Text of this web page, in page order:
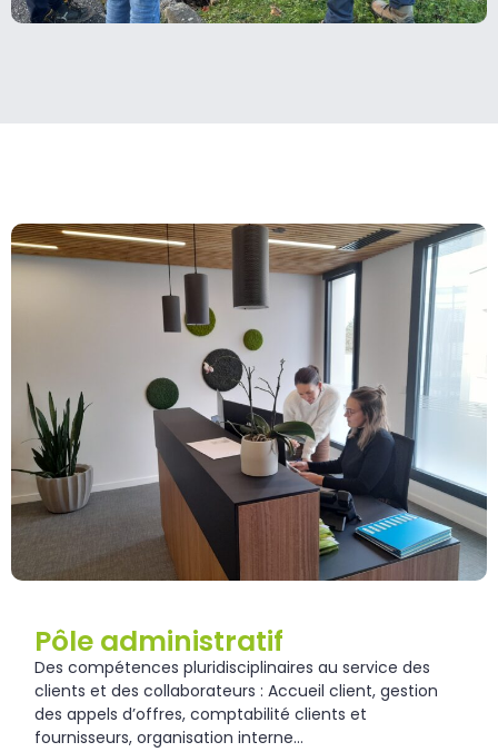
Pôle administratif
Des compétences pluridisciplinaires au service des
clients et des collaborateurs : Accueil client, gestion
des appels d’offres, comptabilité clients et
fournisseurs, organisation interne…